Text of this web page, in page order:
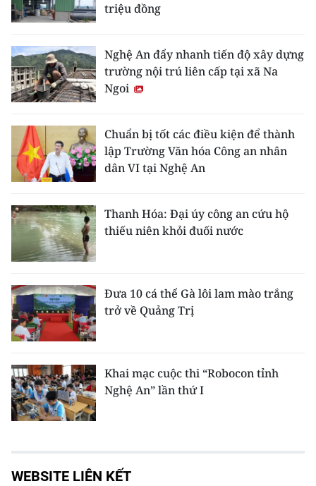
triệu đồng
Nghệ An đẩy nhanh tiến độ xây dựng
trường nội trú liên cấp tại xã Na
Ngoi
Chuẩn bị tốt các điều kiện để thành
lập Trường Văn hóa Công an nhân
dân VI tại Nghệ An
Thanh Hóa: Đại úy công an cứu hộ
thiếu niên khỏi đuối nước
Đưa 10 cá thể Gà lôi lam mào trắng
trở về Quảng Trị
Khai mạc cuộc thi “Robocon tỉnh
Nghệ An” lần thứ I
WEBSITE LIÊN KẾT